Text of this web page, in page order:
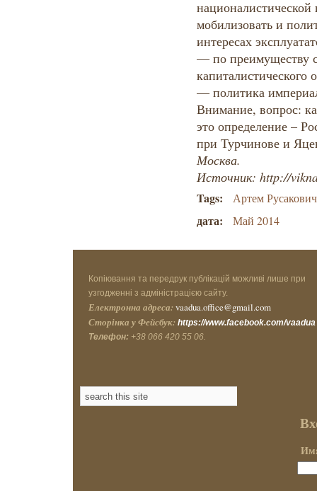
Москва.
Источник: http://
Tags: Артем Русакович
дата: Май 2014
Копіювання та передрук публікацій можливі лише при
узгодженні з адміністрацією сайту.
Електронна адреса: vaadua.office@gmail.com
Сторінка у Фейсбук: https://www.facebook.com/vaadua
Телефон: +38 066 420 55 06.